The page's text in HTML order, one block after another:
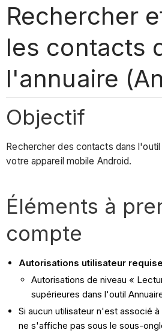
Rechercher
les contacts
l'annuaire
Objectif
Rechercher des contacts dans l'outil
votre appareil mobile Android.
Éléments à
compte
Autorisations utilisateur
Autorisations de niveau «
supérieures dans l'outil
Si aucun utilisateur n'est associé
ne s'affiche pas sous le sous-